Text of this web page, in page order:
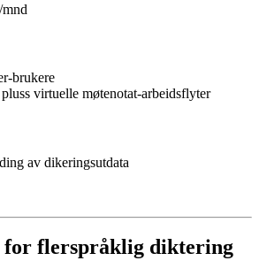
brukere
virtuelle møtenotat-arbeidsflyter
av dikeringsutdata
for flerspråklig diktering